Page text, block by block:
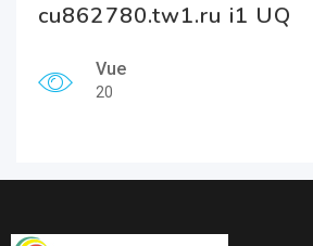
cu862780.tw1.ru i1 UQ
Vue
20